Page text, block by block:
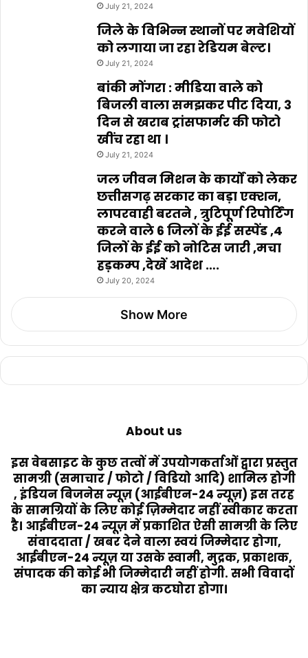
July 21, 2024
जिले के विभिन्न स्थानों पर मवेशियों
को लगाया जा रहा रेडियम बेल्ट।
July 21, 2024
बांकी मोंगरा : मीडिया वाले को
बिजली वाला समझकर पीट दिया, 3
दिन से खराब ट्रांसफार्मर की फोटो
खींच रहा था ।
July 21, 2024
जल जीवन मिशन के कार्यों को लेकर
छत्तीसगढ़ सरकार का बड़ा एक्शन,
लापरवाही बरतने , त्रुटिपूर्ण रिपोर्टिंग
करने वाले 6 जिलों के ईई सस्पेंड ,4
जिलों के ईई को नोटिस जारी ,मचा
हड़कम्प ,देखें आदेश ….
July 20, 2024
Show More
About us
इस वेबसाइट के कुछ तत्वों में उपयोगकर्ताओं द्वारा प्रस्तुत
सामग्री (समाचार / फोटो / विडियो आदि) शामिल होगी
, इंडियन बिजनेस न्यूज़ (आईबीएन-24 न्यूज़) इस तरह
के सामग्रियों के लिए कोई ज़िम्मेदार नहीं स्वीकार करता
है। आईबीएन-24 न्यूज़ में प्रकाशित ऐसी सामग्री के लिए
संवाददाता / खबर देने वाला स्वयं जिम्मेदार होगा,
आईबीएन-24 न्यूज़ या उसके स्वामी, मुद्रक, प्रकाशक,
संपादक की कोई भी जिम्मेदारी नहीं होगी. सभी विवादों
का न्याय क्षेत्र कटघोरा होगा।